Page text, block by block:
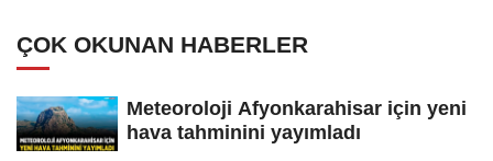
ÇOK OKUNAN HABERLER
Meteoroloji Afyonkarahisar için yeni
hava tahminini yayımladı